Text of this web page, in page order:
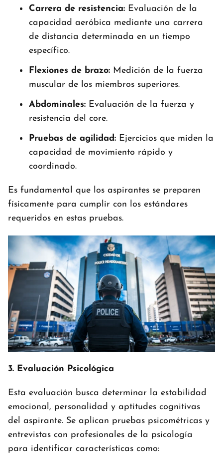
Carrera de resistencia: Evaluación de la
capacidad aeróbica mediante una carrera
de distancia determinada en un tiempo
específico.
Flexiones de brazo: Medición de la fuerza
muscular de los miembros superiores.
Abdominales: Evaluación de la fuerza y
resistencia del core.
Pruebas de agilidad: Ejercicios que miden la
capacidad de movimiento rápido y
coordinado.
Es fundamental que los aspirantes se preparen
físicamente para cumplir con los estándares
requeridos en estas pruebas.
3. Evaluación Psicológica
Esta evaluación busca determinar la estabilidad
emocional, personalidad y aptitudes cognitivas
del aspirante. Se aplican pruebas psicométricas y
entrevistas con profesionales de la psicología
para identificar características como: